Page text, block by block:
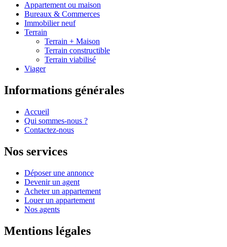
Appartement ou maison
Bureaux & Commerces
Immobilier neuf
Terrain
Terrain + Maison
Terrain constructible
Terrain viabilisé
Viager
Informations générales
Accueil
Qui sommes-nous ?
Contactez-nous
Nos services
Déposer une annonce
Devenir un agent
Acheter un appartement
Louer un appartement
Nos agents
Mentions légales